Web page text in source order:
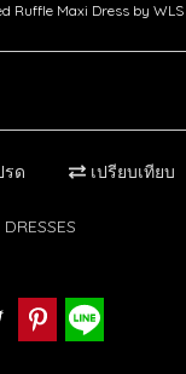
Ruffle Maxi Dress by
รด เปรียบเทียบ
DRESSES